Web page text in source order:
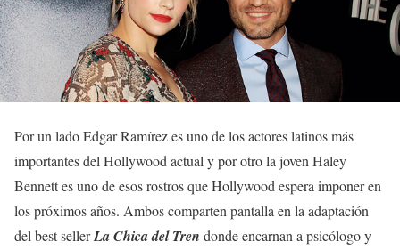
Por un lado Edgar Ramírez es uno de los actores latinos más
importantes del Hollywood actual y por otro la joven Haley
Bennett es uno de esos rostros que Hollywood espera imponer en
los próximos años. Ambos comparten pantalla en la adaptación
del best sellerLa Chica del Tren donde encarnan a psicólogo y